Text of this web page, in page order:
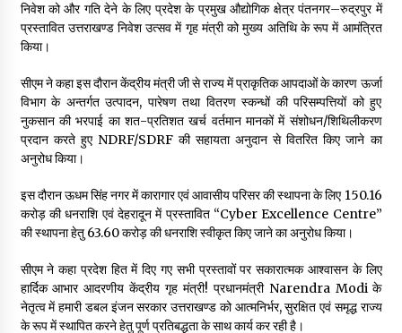
Thought Of The Day 11 May
May 11, 2022
Thought Of The Day 10 May
May 10, 2022
May 9, 2022
निवेश को और गति देने के लिए प्रदेश के प्रमुख औद्योगिक क्षेत्र पंतनगर–रुद्रपुर में
प्रस्तावित उत्तराखण्ड निवेश उत्सव में गृह मंत्री को मुख्य अतिथि के रूप में आमंत्रित
किया।
सीएम ने कहा इस दौरान केंद्रीय मंत्री जी से राज्य में प्राकृतिक आपदाओं के कारण ऊर्जा
विभाग के अन्तर्गत उत्पादन, पारेषण तथा वितरण स्कन्धों की परिसम्पत्तियों को हुए
नुकसान की भरपाई का शत-प्रतिशत खर्च वर्तमान मानकों में संशोधन/शिथिलीकरण
प्रदान करते हुए NDRF/SDRF की सहायता अनुदान से वितरित किए जाने का
अनुरोध किया।
इस दौरान ऊधम सिंह नगर में कारागार एवं आवासीय परिसर की स्थापना के लिए ₹150.16
करोड़ की धनराशि एवं देहरादून में प्रस्तावित “Cyber Excellence Centre”
की स्थापना हेतु ₹63.60 करोड़ की धनराशि स्वीकृत किए जाने का अनुरोध किया।
सीएम ने कहा प्रदेश हित में दिए गए सभी प्रस्तावों पर सकारात्मक आश्वासन के लिए
हार्दिक आभार आदरणीय केंद्रीय गृह मंत्री! प्रधानमंत्री Narendra Modi के
नेतृत्व में हमारी डबल इंजन सरकार उत्तराखण्ड को आत्मनिर्भर, सुरक्षित एवं समृद्ध राज्य
के रूप में स्थापित करने हेतु पूर्ण प्रतिबद्धता के साथ कार्य कर रही है।